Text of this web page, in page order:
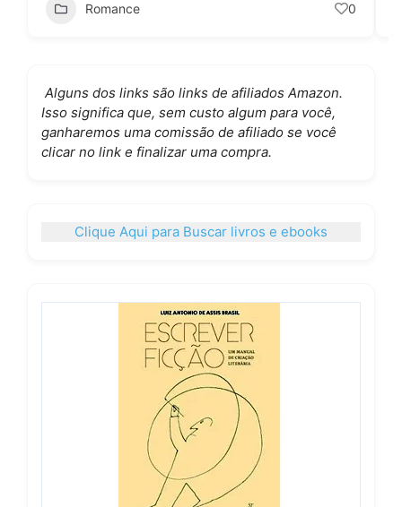
Romance 0
Alguns dos links são links de afiliados Amazon.
Isso significa que, sem custo algum para você,
ganharemos uma comissão de afiliado se você
clicar no link e finalizar uma compra.
Clique Aqui para Buscar livros e ebooks